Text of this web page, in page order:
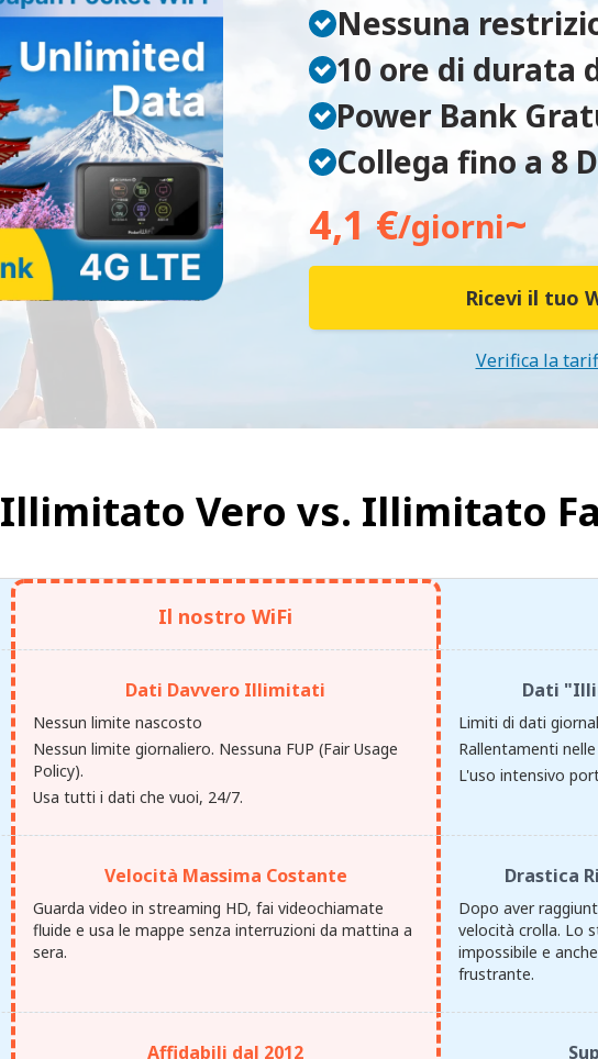
Nessuna
10 ore di durata
Power Bank
Collega fino a 8
4,1 €/giorni~
Ricevi il tuo
Verifica la
Illimitato Vero vs. Illimitato
Il nostro WiFi
Dati Davvero Illimitati
Nessun limite nascosto
Nessun limite giornaliero. Nessuna FUP (Fair Usage
Policy).
Usa tutti i dati che vuoi, 24/7.
Dati
Limiti di dati
Rallentamenti
L'uso intensivo
Velocità Massima Costante
Guarda video in streaming HD, fai videochiamate
fluide e usa le mappe senza interruzioni da mattina a
sera.
Drastica
Dopo aver
velocità crolla. Lo
impossibile e
frustrante.
Affidabili dal 2012